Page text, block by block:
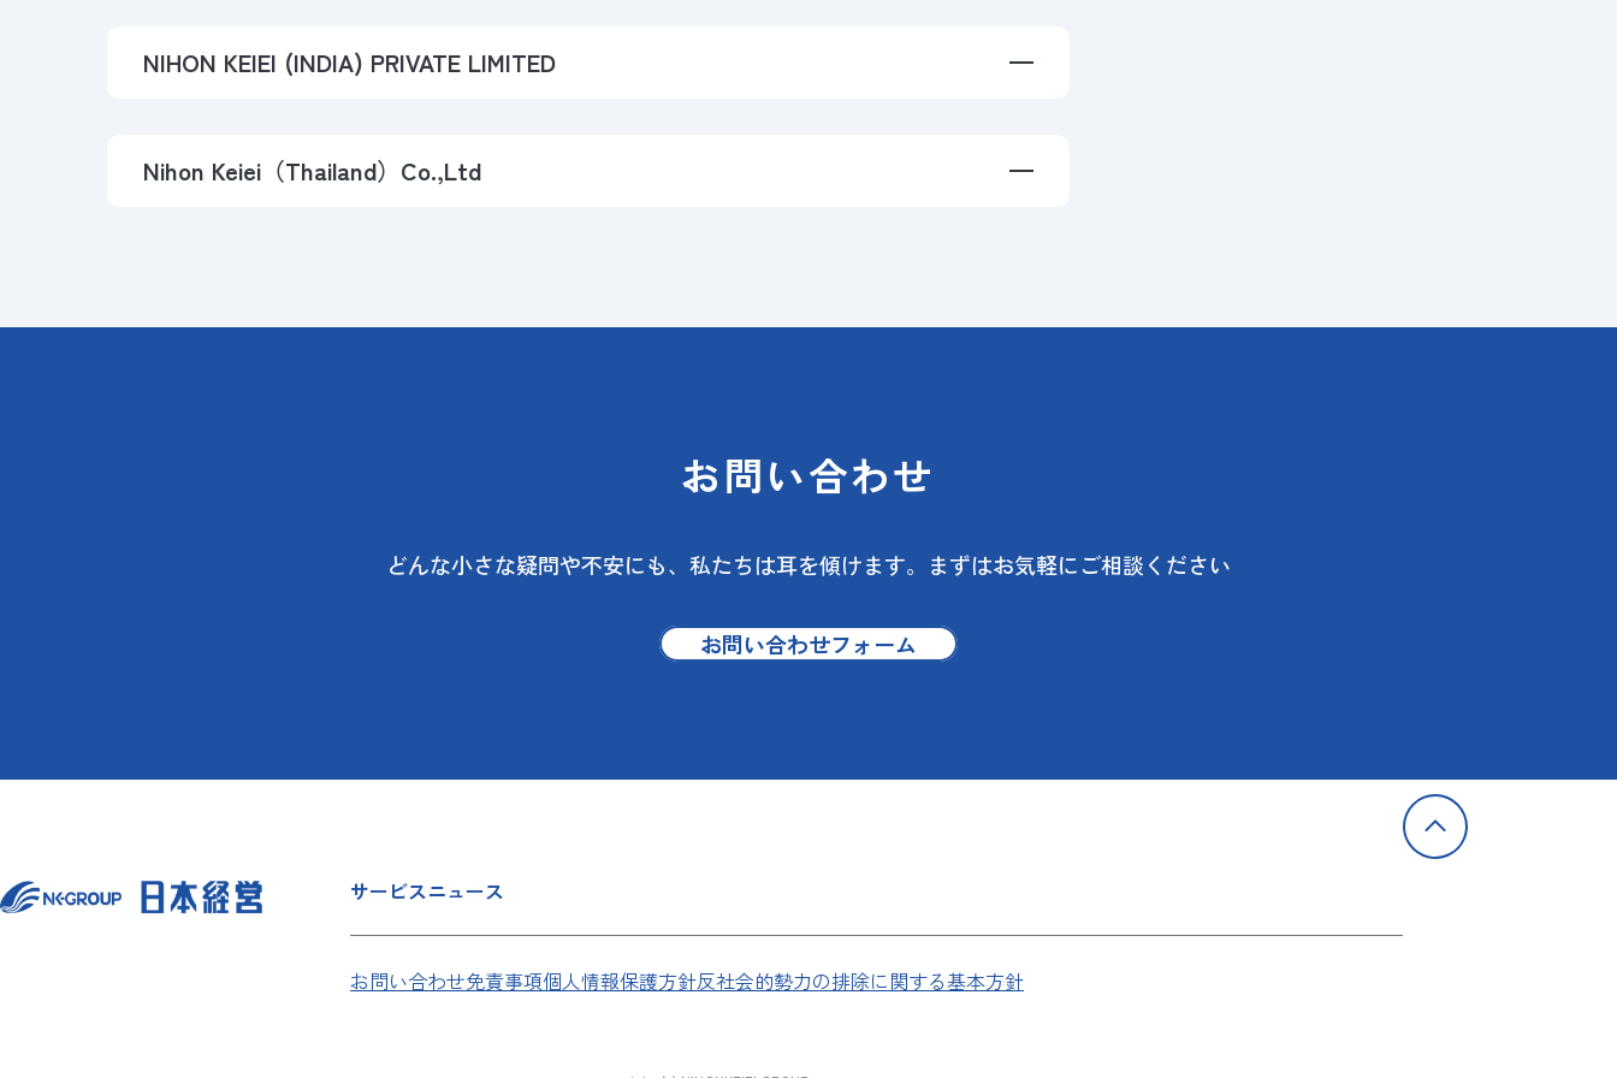
NIHON KEIEI (INDIA) PRIVATE LIMITED
Nihon Keiei（Thailand）Co.,Ltd
お問い合わせ
どんな小さな疑問や不安にも、 私たちは耳を傾けます。 まずはお気軽にご相談ください
お問い合わせフォーム
サービスニュース
お問い合わせ免責事項個人情報保護方針反社会的勢力の排除に関する基本方針